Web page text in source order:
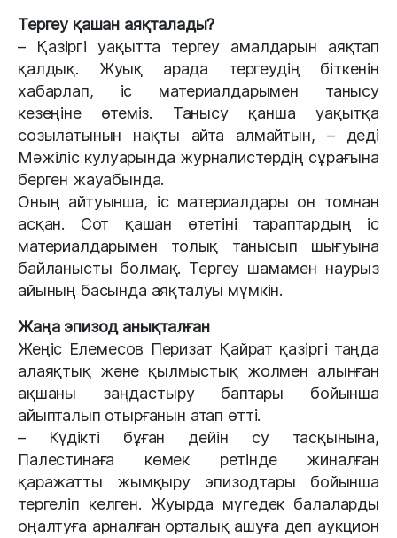
Тергеу қашан аяқталады?
– Қазіргі уақытта тергеу амалдарын аяқтап
қалдық. Жуық арада тергеудің біткенін
хабарлап, іс материалдарымен танысу
кезеңіне өтеміз. Танысу қанша уақытқа
созылатынын нақты айта алмайтын, – деді
Мәжіліс кулуарында журналистердің сұрағына
берген жауабында.
Оның айтуынша, іс материалдары он томнан
асқан. Сот қашан өтетіні тараптардың іс
материалдарымен толық танысып шығуына
байланысты болмақ. Тергеу шамамен наурыз
айының басында аяқталуы мүмкін.
Жаңа эпизод анықталған
Жеңіс Елемесов Перизат Қайрат қазіргі таңда
алаяқтық және қылмыстық жолмен алынған
ақшаны заңдастыру баптары бойынша
айыпталып отырғанын атап өтті.
– Күдікті бұған дейін су тасқынына,
Палестинаға көмек ретінде жиналған
қаражатты жымқыру эпизодтары бойынша
тергеліп келген. Жуырда мүгедек балаларды
оңалтуға арналған орталық ашуға деп аукцион